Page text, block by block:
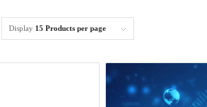
Display 15 Products per page